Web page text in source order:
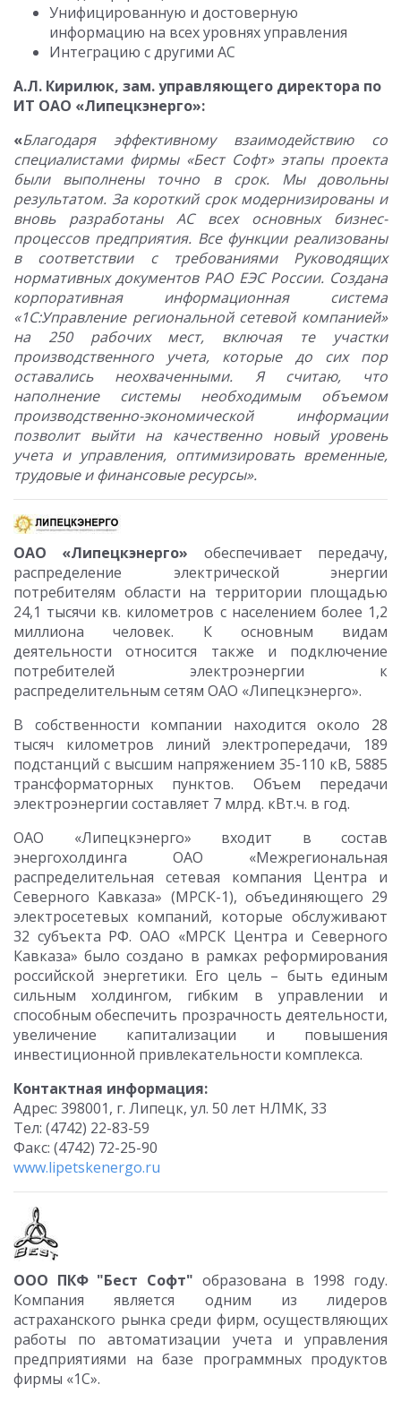
Унифицированную и достоверную
информацию на всех уровнях управления
Интеграцию с другими АС
А.Л. Кирилюк, зам. управляющего директора по
ИТ ОАО «Липецкэнерго»:
«Благодаря эффективному взаимодействию со
специалистами фирмы «Бест Софт» этапы проекта
были выполнены точно в срок. Мы довольны
результатом. За короткий срок модернизированы и
вновь разработаны АС всех основных бизнес-
процессов предприятия. Все функции реализованы
в соответствии с требованиями Руководящих
нормативных документов РАО ЕЭС России. Создана
корпоративная информационная система
«1С:Управление региональной сетевой компанией»
на 250 рабочих мест, включая те участки
производственного учета, которые до сих пор
оставались неохваченными. Я считаю, что
наполнение системы необходимым объемом
производственно-экономической информации
позволит выйти на качественно новый уровень
учета и управления, оптимизировать временные,
трудовые и финансовые ресурсы».
ОАО «Липецкэнерго» обеспечивает передачу,
распределение электрической энергии
потребителям области на территории площадью
24,1 тысячи кв. километров с населением более 1,2
миллиона человек. К основным видам
деятельности относится также и подключение
потребителей электроэнергии к
распределительным сетям ОАО «Липецкэнерго».
В собственности компании находится около 28
тысяч километров линий электропередачи, 189
подстанций с высшим напряжением 35-110 кВ, 5885
трансформаторных пунктов. Объем передачи
электроэнергии составляет 7 млрд. кВт.ч. в год.
ОАО «Липецкэнерго» входит в состав
энергохолдинга ОАО «Межрегиональная
распределительная сетевая компания Центра и
Северного Кавказа» (МРСК-1), объединяющего 29
электросетевых компаний, которые обслуживают
32 субъекта РФ. ОАО «МРСК Центра и Северного
Кавказа» было создано в рамках реформирования
российской энергетики. Его цель – быть единым
сильным холдингом, гибким в управлении и
способным обеспечить прозрачность деятельности,
увеличение капитализации и повышения
инвестиционной привлекательности комплекса.
Контактная информация:
Адрес: 398001, г. Липецк, ул. 50 лет НЛМК, 33
Тел: (4742) 22-83-59
Факс: (4742) 72-25-90
www.lipetskenergo.ru
ООО ПКФ "Бест Софт" образована в 1998 году.
Компания является одним из лидеров
астраханского рынка среди фирм, осуществляющих
работы по автоматизации учета и управления
предприятиями на базе программных продуктов
фирмы «1С».